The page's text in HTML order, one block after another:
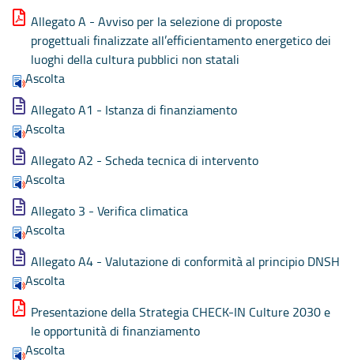
Allegato A - Avviso per la selezione di proposte
progettuali finalizzate all’efficientamento energetico dei
luoghi della cultura pubblici non statali
Ascolta
Allegato A1 - Istanza di finanziamento
Ascolta
Allegato A2 - Scheda tecnica di intervento
Ascolta
Allegato 3 - Verifica climatica
Ascolta
Allegato A4 - Valutazione di conformità al principio DNSH
Ascolta
Presentazione della Strategia CHECK-IN Culture 2030 e
le opportunità di finanziamento
Ascolta